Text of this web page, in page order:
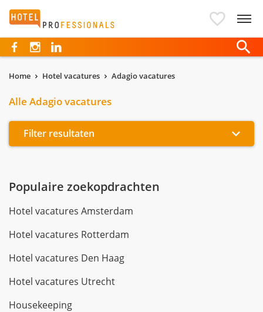
Hotelprofessionals
Home Hotel vacatures Adagio vacatures
Alle Adagio vacatures
Filter resultaten
Populaire zoekopdrachten
Hotel vacatures Amsterdam
Hotel vacatures Rotterdam
Hotel vacatures Den Haag
Hotel vacatures Utrecht
Housekeeping